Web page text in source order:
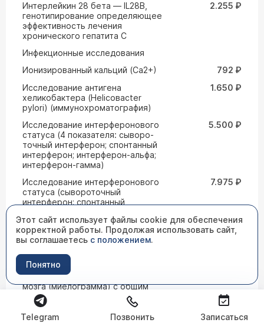
Интерлейкин 28 бета — IL28B,
генотипирование определяющее
эффективность лечения
хронического гепатита С
2.255 ₽
Инфекционные исследования
Ионизированный кальций (Са2+)
792 ₽
Исследование антигена
хеликобактера (Helicoвacter
pylori) (иммунохроматография)
1.650 ₽
Исследование интерферонового
статуса (4 показателя: сыворо-
точный интерферон; спонтанный
интерферон; интерферон-альфа;
интерферон-гамма)
5.500 ₽
Исследование интерферонового
статуса (сывороточный
интерферон; спонтанный
интерферон-гамма)
7.975 ₽
Исследование кислотно-
крови
Исследование мазка костного
мозга (миелограмма) с общим
анализом крови
исследование на токсины «А» и
«В» Cloctridium difficle - кал
1.870 ₽
Этот сайт использует файлы cookie для обеспечения
корректной работы. Продолжая использовать сайт,
вы соглашаетесь с положением.
Понятно
Telegram Позвонить Записаться